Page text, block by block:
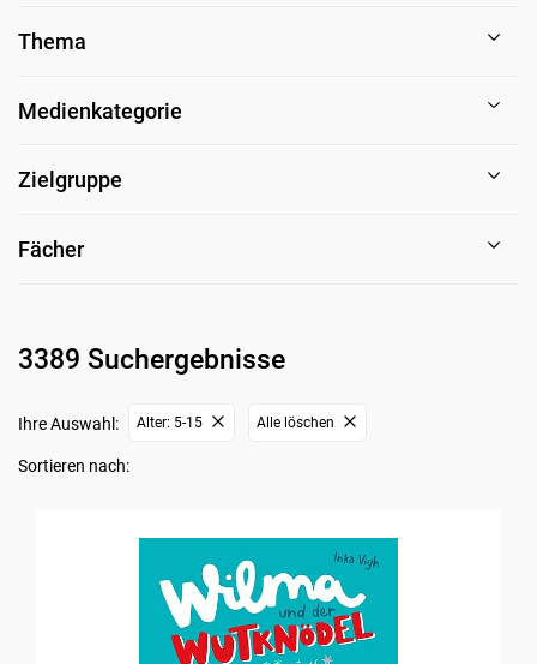
Thema
Medienkategorie
Zielgruppe
Fächer
3389 Suchergebnisse
Ihre Auswahl: Alter: 5-15 Alle löschen
Sortieren nach: